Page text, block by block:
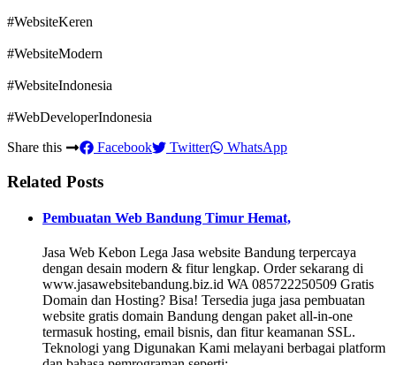
#WebsiteKeren
#WebsiteModern
#WebsiteIndonesia
#WebDeveloperIndonesia
Share this
Facebook Twitter WhatsApp
Related Posts
Pembuatan Web Bandung Timur Hemat,
Jasa Web Kebon Lega Jasa website Bandung terpercaya
dengan desain modern & fitur lengkap. Order sekarang di
www.jasawebsitebandung.biz.id WA 085722250509 Gratis
Domain dan Hosting? Bisa! Tersedia juga jasa pembuatan
website gratis domain Bandung dengan paket all-in-one
termasuk hosting, email bisnis, dan fitur keamanan SSL.
Teknologi yang Digunakan Kami melayani berbagai platform